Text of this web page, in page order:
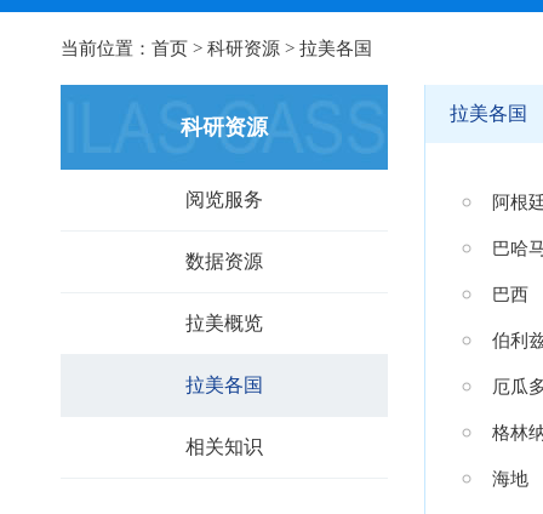
当前位置： 首页 > 科研资源 > 拉美各国
科研资源
阅览服务
数据资源
拉美概览
拉美各国
相关知识
拉美各国
阿根
巴哈
巴西
伯利
厄瓜
格林
海地